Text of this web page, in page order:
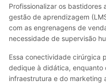
Profissionalizar os bastidores
gestão de aprendizagem
com as engrenagens de
necessidade de supervisão
Essa conectividade cirúrgica
dedique à didática,
infraestrutura e do marketing